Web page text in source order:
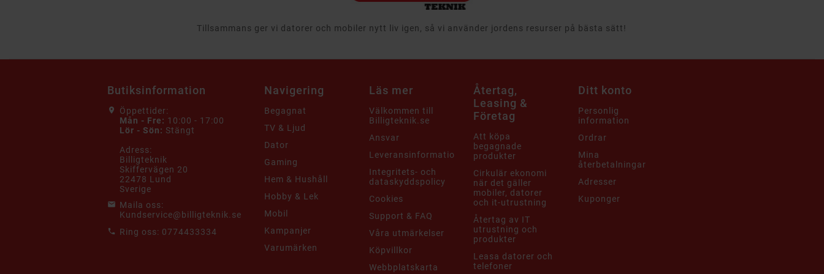
Tillsammans ger vi datorer och mobiler nytt liv igen, så vi använder jordens resurser på bästa sätt!
Butiksinformation
Öppettider:
Mån - Fre: 10:00 - 17:00
Lör - Sön: Stängt
Adress:
Billigteknik
Skiffervägen 20
22478 Lund
Sverige
Maila oss:
Kundservice@billigteknik.se
Ring oss: 0774433334
Navigering
Begagnat
TV & Ljud
Dator
Gaming
Hem & Hushåll
Hobby & Lek
Mobil
Kampanjer
Varumärken
Läs mer
Välkommen till
Billigteknik.se
Ansvar
Leveransinformation
Integritets- och
dataskyddspolicy
Cookies
Support & FAQ
Våra utmärkelser
Köpvillkor
Webbplatskarta
Återtag,
Leasing &
Företag
Att köpa
begagnade
produkter
Cirkulär ekonomi
när det gäller
mobiler, datorer
och it-utrustning
Återtag av IT
utrustning och
produkter
Leasa datorer och
telefoner
Ditt konto
Personlig
information
Ordrar
Mina
återbetalningar
Adresser
Kuponger